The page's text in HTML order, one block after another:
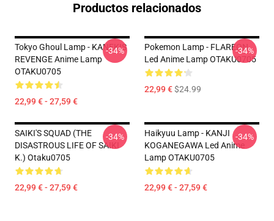
Productos relacionados
Tokyo Ghoul Lamp - KANEKIS
REVENGE Anime Lamp
OTAKU0705
22,99 € - 27,59 €
-34%
Pokemon Lamp - FLAREON
Led Anime Lamp OTAKU0705
22,99 €$24.99
-34%
SAIKI'S SQUAD (THE
DISASTROUS LIFE OF SAIKI
K.) Otaku0705
22,99 € - 27,59 €
-34%
Haikyuu Lamp - KANJI
KOGANEGAWA Led Anime
Lamp OTAKU0705
22,99 € - 27,59 €
-34%